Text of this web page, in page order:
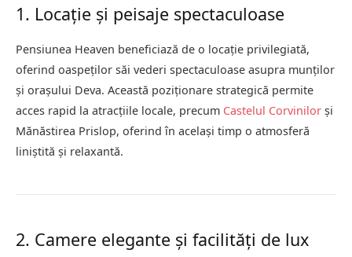
1. Locație și peisaje spectaculoase
Pensiunea Heaven beneficiază de o locație privilegiată,
oferind oaspeților săi vederi spectaculoase asupra munților
și orașului Deva. Această poziționare strategică permite
acces rapid la atracțiile locale, precum Castelul Corvinilor și
Mănăstirea Prislop, oferind în același timp o atmosferă
liniștită și relaxantă.
2. Camere elegante și facilități de lux